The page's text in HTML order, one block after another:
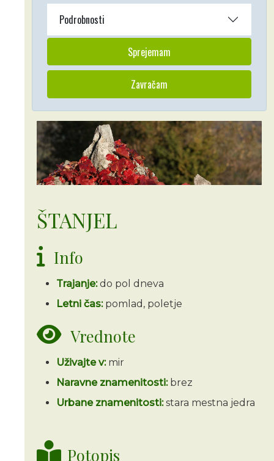
Podrobnosti
Sprejemam
Zavračam
ŠTANJEL
Info
Trajanje:do pol dneva
Letni čas:pomlad, poletje
Vrednote
Uživajte v:mir
Naravne znamenitosti:brez
Urbane znamenitosti:stara mestna jedra
Potopis